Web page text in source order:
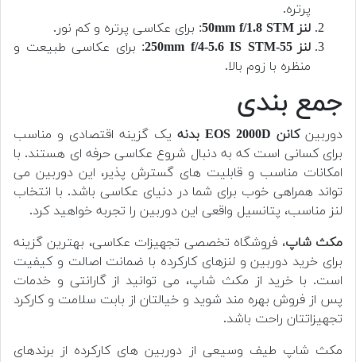
پرتره.
لنز 50mm f/1.8 STM
: برای عکاسی پرتره و کم نور.
لنز 55-250mm f/4-5.6 IS STM
: برای عکاسی طبیعت و
منظره با زوم بالا.
جمع بندی
دوربینکانن EOS 2000D بدنه
یک گزینه اقتصادی و مناسب
برای کسانی است که به دنبال شروع عکاسی حرفه ای هستند. با
امکانات مناسب و قابلیت های گسترش پذیر، این دوربین می
تواند همراهی خوب برای شما در دنیای عکاسی باشد. با انتخاب
لنز مناسب، پتانسیل واقعی این دوربین را تجربه خواهید کرد.
مکث شاپ، فروشگاه تخصصی تجهیزات عکاسی، بهترین گزینه
برای خرید دوربین و لنزهای کارکرده با ضمانت اصالت و کیفیت
است. با خرید از مکث شاپ، می توانید از گارانتی و خدمات
پس از فروش بهره مند شوید و خیالتان از بابت سلامت و کارکرد
تجهیزاتتان راحت باشد.
مکث شاپ طیف وسیعی از دوربین های کارکرده از برندهای